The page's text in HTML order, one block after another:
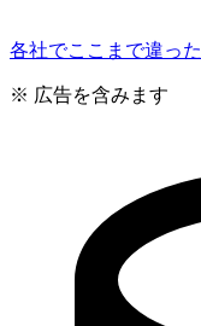
各社でここまで違った
※ 広告を含みます